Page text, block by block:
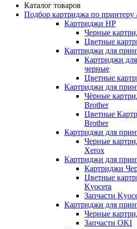
Каталог товаров
Подбор картриджа по
Картриджи HP
Черные
Цветные
Картриджи для
Картриджи
черные
Цветные
Картриджи для
Чёрные
Brother
Цветные
Brother
Картриджи для
Черные
Xerox
Картриджи для
Картриджи
Цветные
Kyocera
Запчасти
Картриджи для
Черные
Запчасти OKI